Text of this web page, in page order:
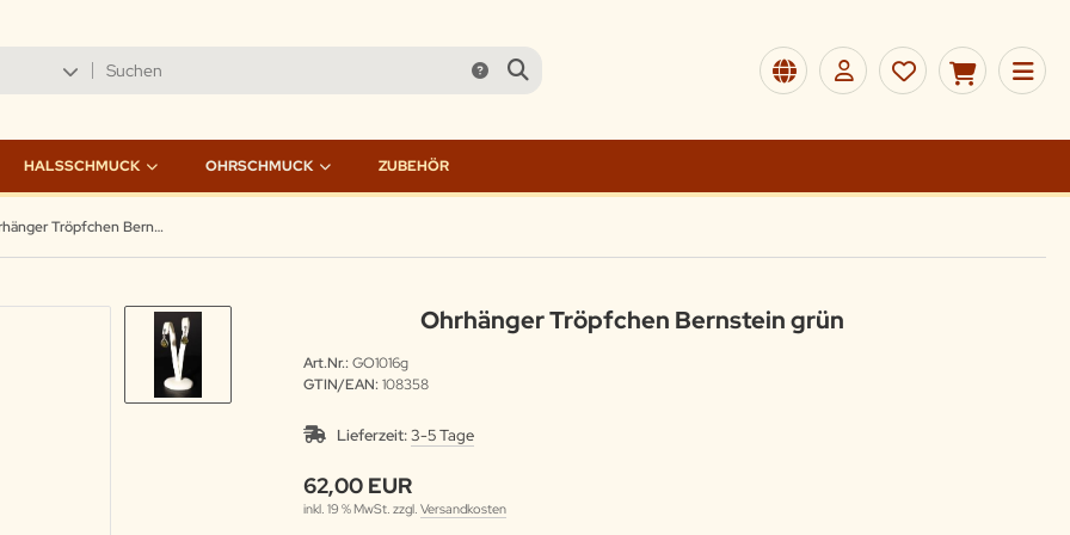
HALSSCHMUCK OHRSCHMUCK ZUBEHÖR
Ohrhänger Tröpfchen Bernstein grün
Ohrhänger Tröpfchen Bernstein grün
Art.Nr.: GO1016g
GTIN/EAN: 108358
Lieferzeit:3-5 Tage
62,00 EUR
inkl. 19 % MwSt. zzgl. Versandkosten